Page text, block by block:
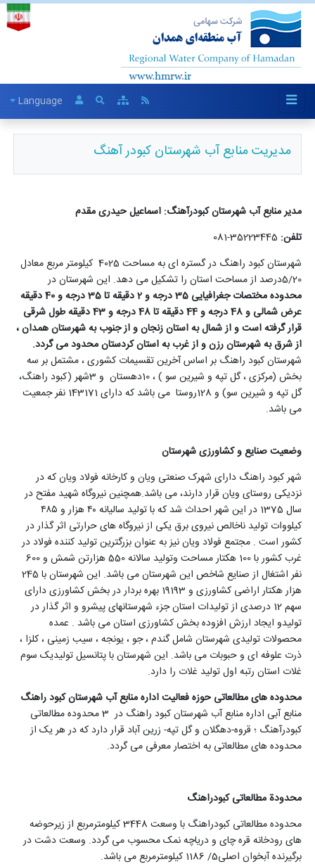
Language
مدیریت منابع آب شهرستان کبودر آهنگ
مدیر منابع آب شهرستان کبودرآهنگ: اسماعیل حیدری مقدم
تلفن: 35223445-081
شهرستان کبود راهنگ در گستره ای به مساحت 4025 کیلومتر مربع معادل
5/20درصد از مساحت استان را تشکیل می دهد. این شهرستان در
محدوده مختصات جغرافیایی 35 درجه و 2 دقیقه تا 35 درجه و 40 دقیقه
عرض شمالی و 48 درجه و 44 دقیقه تا 48 درجه و 43 دقیقه طول شرقی
قرار گرفته است و از شمال به استان زنجان و از جنوب به شهرستان همدان ،
از شرق به شهرستان رزن و از غرب به استان کردستان محدود می گردد.
شهرستان کبود راهنگ بر اساس آخرین تقسیمات کشوری ، مشتمل بر سه
بخش (مرکزی ، گل تپه و شیرین سو ) ، 10دهستان و 3شهر (کبود راهنگ،
گل تپه و شیرین سو) و 128روستا می باشد که دارای 143171 نفر جمعیت
می باشد.
وضعیت صنایع و کشاورزی شهرستان
شهر کبود راهنگ دارای شهرک صنعتی ویان و کارخانه فولاد ویان که در
نزدیکی روستای ویان قرار دارند، می باشد.همچنین نیروگاه شهید مفتح در
سال 1375 در این شهر احداث شد که با تولید سالیانه ۴۰ هزار و ۴۸۵
کیلووات تولید ناخالص نیروی برق یکی از نیروگاه های حرارتی اثر گذار در
کشور است . مجتمع فولاد ویان نیز به عنوان بزرگترین تولید کننده فولاد در
غرب کشور با 100 هکتار مساحت وتولید سالانه 550 هزارتن شمش و 600
نفر اشتغال از صنایع شاخص این شهرستان می باشد. این شهرستان با 245
هزار هکتار اراضی کشاورزی و 19193 بهره بردار در بخش کشاورزی دارای
سهم 12 درصدی از تولیدات استان جزء شهرستانهای پیشرو و اثر گذار در
تولیدو ایجاد ارزش افزوده بخش کشاورزی استان می باشد . عمده
محصولات تولیدی شهرستان شامل گندم ، جو ، یونجه ، سیب زمینی ، کلزا ،
ذرت علوفه ای و حبوبات می باشد. این شهرستان با پتانسیل تولیدیک سوم
غلات استان رتبه اول تولید غلات را دارد.
محدوده های مطالعاتی حوزه فعالیت اداره منابع آب شهرستان کبود راهنگ
منابع آبی اداره منابع آب شهرستان کبود راهنگ در 3 محدوده مطالعاتی
کبودرآهنگ ؛ قروه-دهگلان و گل تپه- زرین آباد قرار دارد که در هر یک از
محدوده های مطالعاتی به اختصار معرفی می گردد.
محدودة مطالعاتی کبودراهنگ
محدوده مطالعاتی کبودراهنگ با وسعت 3448 کیلومترمربع از زیرحوضه
های رودخانه قره چای و دریاچه نمک محسوب می گردد. وسعت دشت در
برگیرنده آبخوان اصلی5/ 1186 کیلومترمربع می باشد
.